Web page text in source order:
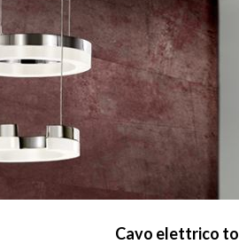
Cavo elettrico